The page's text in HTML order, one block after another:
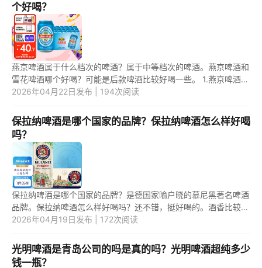
个好喝？
燕京啤酒属于什么档次的啤酒？属于中等档次的啤酒。燕京啤酒和
雪花啤酒哪个好喝？可能是后款啤酒比较好喝一些。 1.燕京啤酒属
于什么档次的啤酒？ 燕京啤酒属于中等档次的啤酒，它价位不
2026年04月22日发布 | 194次阅读
保拉纳啤酒是哪个国家的品牌？保拉纳啤酒怎么样好喝
吗？
保拉纳啤酒是哪个国家的品牌？是德国家喻户晓的慕尼黑著名啤酒
品牌。保拉纳啤酒怎么样好喝吗？还不错，挺好喝的。酒香比较浓
郁。酒体也比较澄澈。口感也不错。 1.保拉纳啤酒是哪个国家的品
2026年04月19日发布 | 172次阅读
光明啤酒是青岛公司的吗是真的吗？光明啤酒超纯多少
钱一瓶？